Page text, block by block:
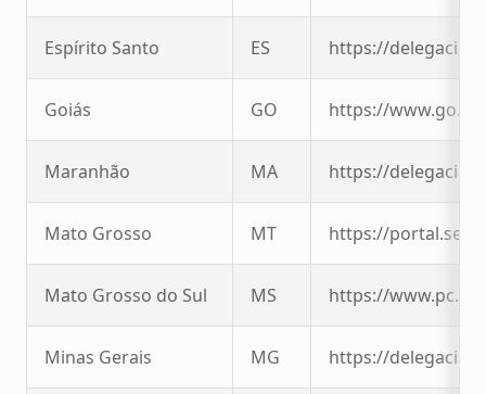
Espírito Santo ES https://
Goiás GO https://
Maranhão MA https://
Mato Grosso MT https://
Mato Grosso do Sul MS https://
Minas Gerais MG https://